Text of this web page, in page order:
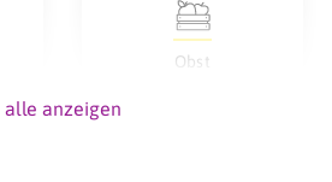
Obst
alle anzeigen